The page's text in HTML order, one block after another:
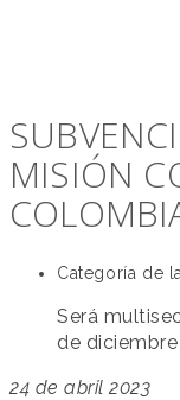
MISIÓN
Categoría de
Será
de diciembre
24 de abril 2023